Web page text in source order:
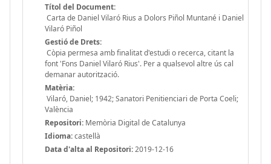
Títol del Document:
Carta de Daniel Vilaró Rius a Dolors Piñol Muntané i Daniel
Vilaró Piñol
Gestió de Drets:
Còpia permesa amb finalitat d'estudi o recerca, citant la
font 'Fons Daniel Vilaró Rius'. Per a qualsevol altre ús cal
demanar autorització.
Matèria:
Vilaró, Daniel; 1942; Sanatori Penitienciari de Porta Coeli;
València
Repositori: Memòria Digital de Catalunya
Idioma:castellà
Data d'alta al Repositori:2019-12-16